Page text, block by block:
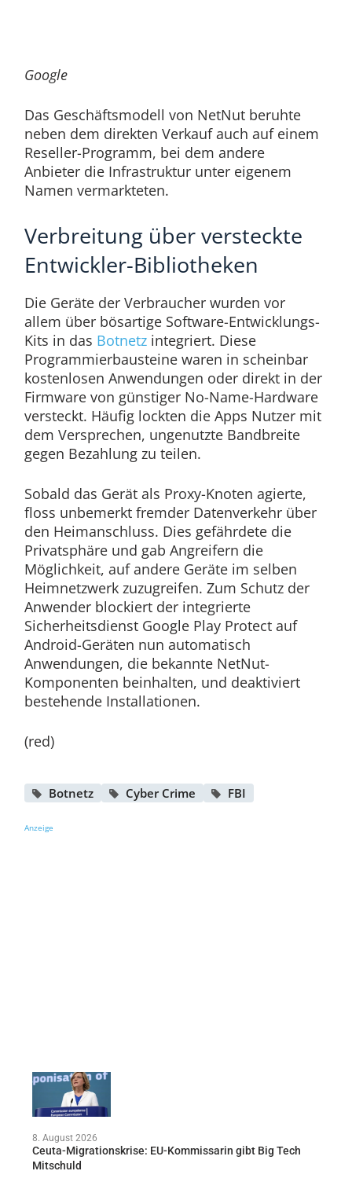
Google
Das Geschäftsmodell von NetNut beruhte
neben dem direkten Verkauf auch auf einem
Reseller-Programm, bei dem andere
Anbieter die Infrastruktur unter eigenem
Namen vermarkteten.
Verbreitung über versteckte
Entwickler-Bibliotheken
Die Geräte der Verbraucher wurden vor
allem über bösartige Software-Entwicklungs-
Kits in das Botnetzintegriert. Diese
Programmierbausteine waren in scheinbar
kostenlosen Anwendungen oder direkt in der
Firmware von günstiger No-Name-Hardware
versteckt. Häufig lockten die Apps Nutzer mit
dem Versprechen, ungenutzte Bandbreite
gegen Bezahlung zu teilen.
Sobald das Gerät als Proxy-Knoten agierte,
floss unbemerkt fremder Datenverkehr über
den Heimanschluss. Dies gefährdete die
Privatsphäre und gab Angreifern die
Möglichkeit, auf andere Geräte im selben
Heimnetzwerk zuzugreifen. Zum Schutz der
Anwender blockiert der integrierte
Sicherheitsdienst Google Play Protect auf
Android-Geräten nun automatisch
Anwendungen, die bekannte NetNut-
Komponenten beinhalten, und deaktiviert
bestehende Installationen.
(red)
Botnetz Cyber Crime FBI
Anzeige
8. August 2026
Ceuta-Migrationskrise: EU-Kommissarin gibt Big Tech
Mitschuld